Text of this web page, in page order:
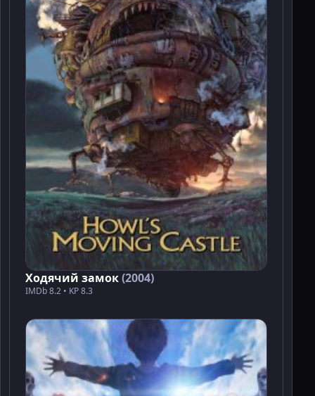
Ходячий замок(2004)
IMDb 8.2 • KP 8.3